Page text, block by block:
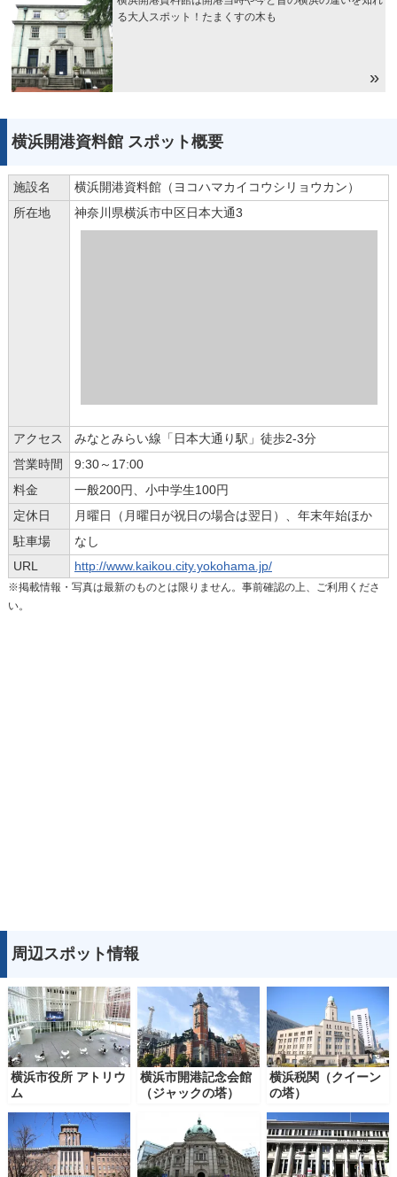
る大人スポット！たまくすの木も
横浜開港資料館 スポット概要
施設名
横浜開港資料館（ヨコハマカイコウシリョウカン）
所在地
神奈川県横浜市中区日本大通3
アクセス
みなとみらい線「日本大通り駅」徒歩2-3分
営業時間
9:30～17:00
料金
一般200円、小中学生100円
定休日
月曜日（月曜日が祝日の場合は翌日）、年末年始ほか
駐車場
なし
URL
http://www.kaikou.city.yokohama.jp/
※掲載情報・写真は最新のものとは限りません。事前確認の上、ご利用くださ
い。
周辺スポット情報
横浜市役所 アトリウ
ム
横浜市開港記念会館
（ジャックの塔）
横浜税関（クイーン
の塔）